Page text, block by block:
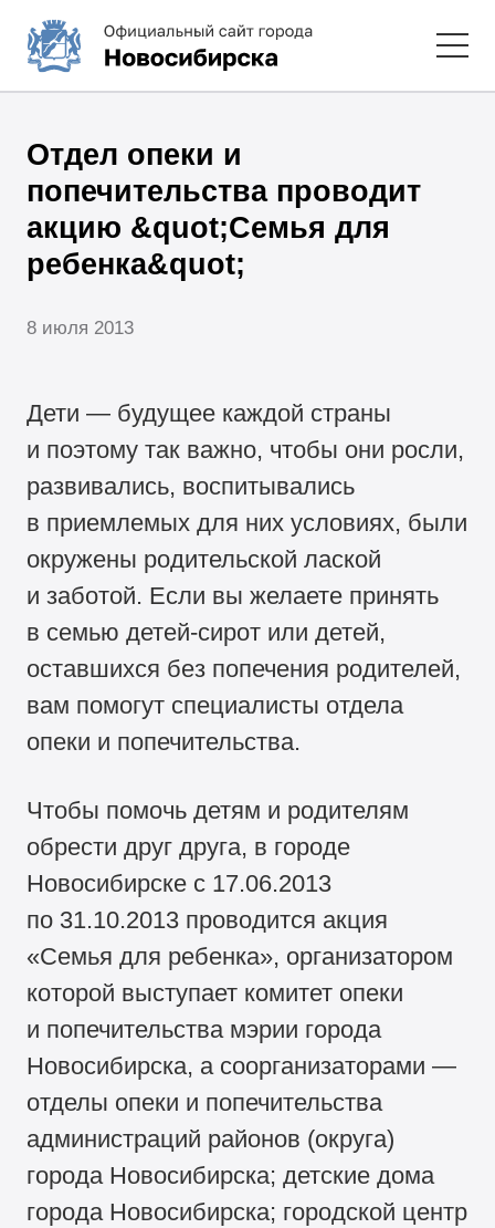
Отдел опеки и
попечительства проводит
акцию &quot;Семья для
ребенка&quot;
8 июля 2013
Дети — будущее каждой страны
и поэтому так важно, чтобы они росли,
развивались, воспитывались
в приемлемых для них условиях, были
окружены родительской лаской
и заботой. Если вы желаете принять
в семью детей-сирот или детей,
оставшихся без попечения родителей,
вам помогут специалисты отдела
опеки и попечительства.
Чтобы помочь детям и родителям
обрести друг друга, в городе
Новосибирске с 17.06.2013
по 31.10.2013 проводится акция
«Семья для ребенка», организатором
которой выступает комитет опеки
и попечительства мэрии города
Новосибирска, а соорганизаторами —
отделы опеки и попечительства
администраций районов (округа)
города Новосибирска; детские дома
города Новосибирска; городской центр